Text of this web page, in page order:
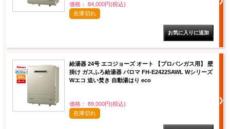
価格： 84,000円(税込)
在庫切れ
給湯器 24号 エコジョーズ オート 【プロパンガス用】 壁
掛け ガスふろ給湯器 パロマ FH-E2422SAWL Wシリーズ
Wエコ 追い焚き 自動湯はり eco
価格： 89,000円(税込)
在庫切れ